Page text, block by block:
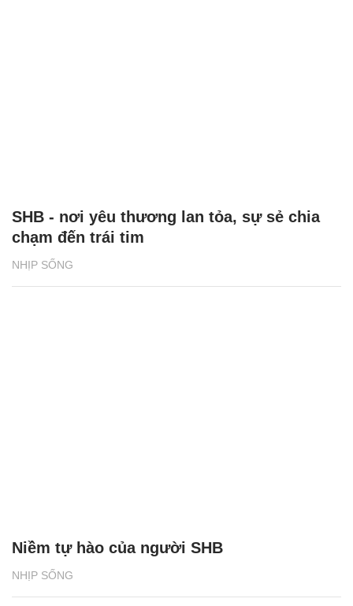
NHỊP SỐNG
SHB - nơi yêu thương lan tỏa, sự sẻ chia
chạm đến trái tim
NHỊP SỐNG
Niềm tự hào của người SHB